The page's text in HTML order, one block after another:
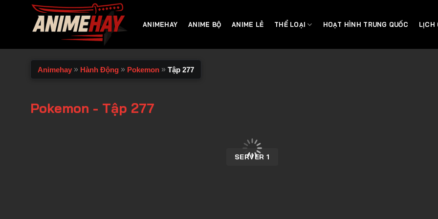
ANIMEHAY ANIME BỘ ANIME LẺ THỂ LOẠI HOẠT HÌNH TRUNG QUỐC LỊCH
Animehay » Hành Động » Pokemon » Tập 277
Pokemon - Tập 277
SERVER 1